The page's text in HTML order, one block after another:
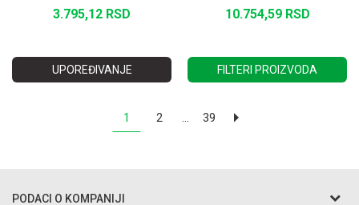
3.795,12 RSD 10.754,59 RSD
UPOREĐIVANJE FILTERI PROIZVODA
1 2 ... 39
PODACI O KOMPANIJI